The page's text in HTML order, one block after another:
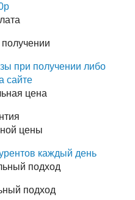
при получении либо
сайте
цены
каждый день
подход